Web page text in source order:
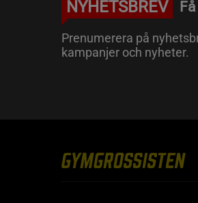
NYHETSBREV
Prenumerera på
kampanjer och nyheter.